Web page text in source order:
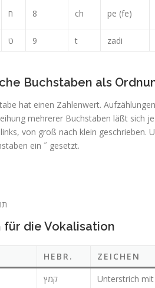
ח 8 ch pe (fe)
ט 9 t zadi
Buchstaben als
hat einen Zahlenwert.
mehrerer Buchstaben läßt sich
von groß nach klein geschrieben.
ein ˝ gesetzt.
für die Vokalisation
HEBR. ZEICHEN
קמץ Unterstrich